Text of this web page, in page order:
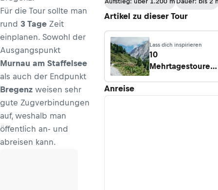
Für die Tour sollte man
rund 3 Tage Zeit
einplanen. Sowohl der
Ausgangspunkt
Murnau am Staffelsee
als auch der Endpunkt
Bregenz weisen sehr
gute Zugverbindungen
auf, weshalb man
öffentlich an- und
abreisen kann.
Talstation
Hochgratbahn
Artikel zu dieser Tour
Lass dich inspirieren
10
Mehrtagestouren
Anreise